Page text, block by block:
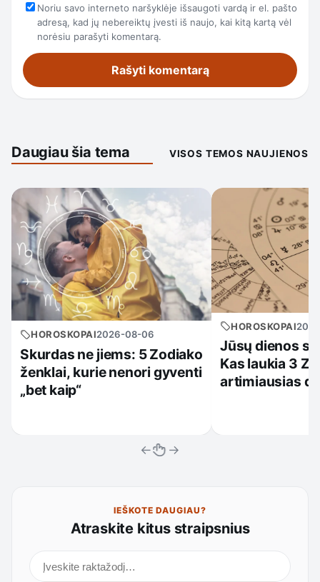
Noriu savo interneto naršyklėje išsaugoti vardą ir el. pašto
adresą, kad jų nebereiktų įvesti iš naujo, kai kitą kartą vėl
norėsiu parašyti komentarą.
Daugiau šia tema VISOS TEMOS NAUJIENOS
HOROSKOPAI2026-08-06
Skurdas ne jiems: 5 Zodiako
ženklai, kurie nenori gyventi
„bet kaip“
HOROSKOPAI
Jūsų dienos
Kas laukia 3
artimiausias
← →
IEŠKOTE DAUGIAU?
Atraskite kitus straipsnius